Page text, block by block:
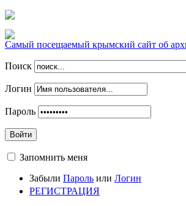
Самый посещаемый крымский сайт об
Поиск
Логин
Пароль
Войти
Запомнить меня
Забыли Пароль или Логин
РЕГИСТРАЦИЯ